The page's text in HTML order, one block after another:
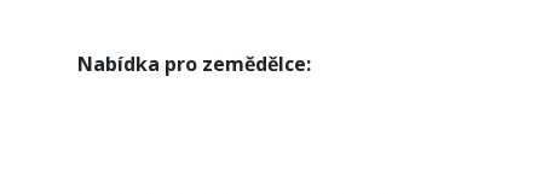
Nabídka pro zemědělce: